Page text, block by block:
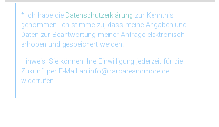
* Ich habe die Datenschutzerklärung zur Kenntnis
genommen. Ich stimme zu, dass meine Angaben und
Daten zur Beantwortung meiner Anfrage elektronisch
erhoben und gespeichert werden.
Hinweis: Sie können Ihre Einwilligung jederzeit für die
Zukunft per E-Mail an info@carcareandmore.de
widerrufen.